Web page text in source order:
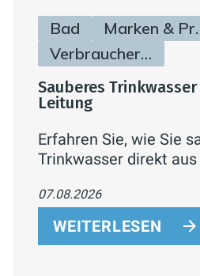
Bad
Verbraucherinfos
Sauberes
Leitung
Erfahren Sie, wie Sie
Trinkwasser direkt
RAUTITAN von REHAU
und sicheres
höchste
07.08.2026
WEITERLESEN